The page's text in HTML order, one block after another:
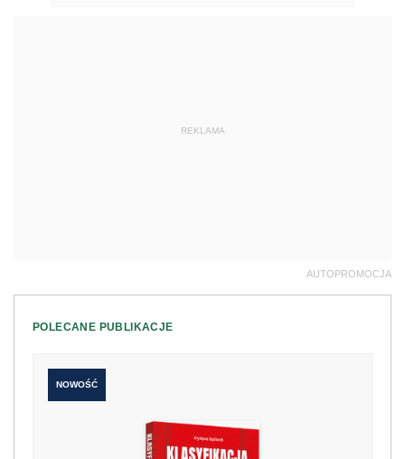
REKLAMA
AUTOPROMOCJA
POLECANE PUBLIKACJE
NOWOŚĆ